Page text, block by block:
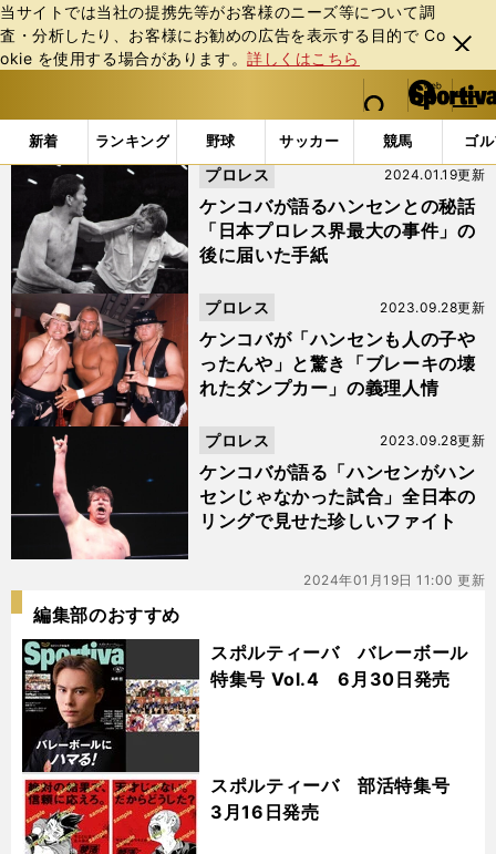
当サイトでは当社の提携先等がお客様のニーズ等について調
査・分析したり、お客様にお勧めの広告を表⽰する⽬的で Co
okie を使⽤する場合があります。詳しくはこちら
閉じ
る
web Sportiva (webスポルティーバ)
検索
マイペ
ー
ジ
メニュ
新着 ランキング 野球 サッカー 競馬 ゴ
b
ス
ポ
テ
ィ
ー
バ
「#ボビー・ダンカン」の最新ニュース・ 情報
ケンコバが語るハンセンとの秘話
「日本プロレス界最大の事件」の
後に届いた手紙
2024.01.19更新
プロレス
ケンコバが「ハンセンも人の子や
ったんや」と驚き「ブレーキの壊
れたダンプカー」の義理人情
2023.09.28更新
プロレス
ケンコバが語る「ハンセンがハン
センじゃなかった試合」全日本の
リングで見せた珍しいファイト
2023.09.28更新
プロレス
2024年01月19日 11:00 更新
編集部のおすすめ
スポルティーバ バレーボール
特集号 Vol.4 6月30日発売
スポルティーバ 部活特集号
3月16日発売